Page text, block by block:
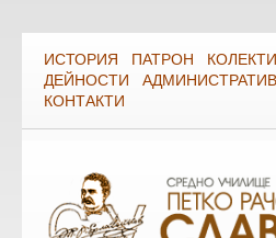
ИСТОРИЯ ПАТРОН
ДЕЙНОСТИ
КОНТАКТИ